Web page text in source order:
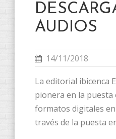
AUDIOS
14/11/2018
La editorial ibicenca
pionera en la puesta
formatos digitales
través de la puesta